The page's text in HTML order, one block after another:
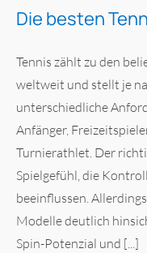
Die besten
Tennis zählt zu den
weltweit und stellt je
unterschiedliche
Anfänger,
Turnierathlet. Der
Spielgefühl, die
beeinflussen.
Modelle deutlich
Spin-Potenzial und [...]